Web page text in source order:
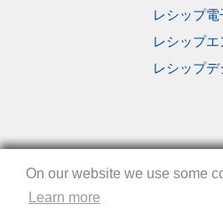
レシップ
レシップ
レシップ
On our website we use some
Learn more
On our website we use some
Learn more
On our website we use some
Learn more